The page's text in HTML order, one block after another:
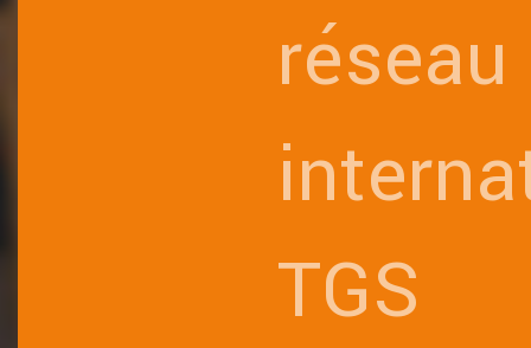
réseau
TGS